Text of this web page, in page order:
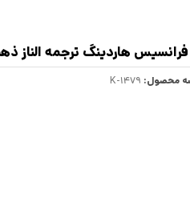
هاردینگ ترجمه الناز
محصول: K-1479